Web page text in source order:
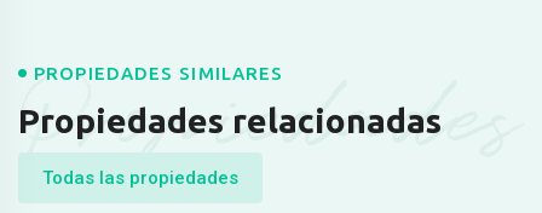
Propiedades
PROPIEDADES SIMILARES
Propiedades relacionadas
Todas las propiedades